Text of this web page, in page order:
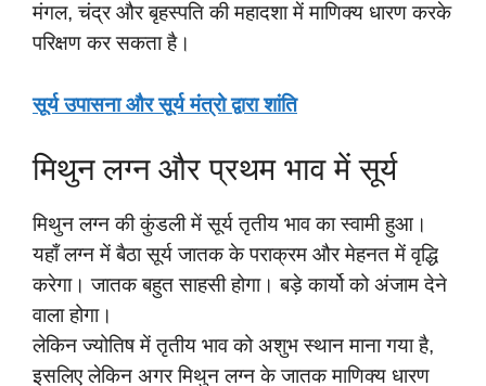
मंगल, चंद्र और बृहस्पति की महादशा में माणिक्य धारण करके
परिक्षण कर सकता है।
सूर्य उपासना और सूर्य मंत्रो द्वारा शांति
मिथुन लग्न और प्रथम भाव में सूर्य
मिथुन लग्न की कुंडली में सूर्य तृतीय भाव का स्वामी हुआ।
यहाँ लग्न में बैठा सूर्य जातक के पराक्रम और मेहनत में वृद्धि
करेगा। जातक बहुत साहसी होगा। बड़े कार्यो को अंजाम देने
वाला होगा।
लेकिन ज्योतिष में तृतीय भाव को अशुभ स्थान माना गया है,
इसलिए लेकिन अगर मिथुन लग्न के जातक माणिक्य धारण